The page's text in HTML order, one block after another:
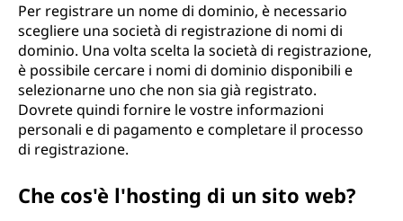
Per registrare un nome di dominio, è necessario
scegliere una società di registrazione di nomi di
dominio. Una volta scelta la società di registrazione,
è possibile cercare i nomi di dominio disponibili e
selezionarne uno che non sia già registrato.
Dovrete quindi fornire le vostre informazioni
personali e di pagamento e completare il processo
di registrazione.
Che cos'è l'hosting di un sito web?